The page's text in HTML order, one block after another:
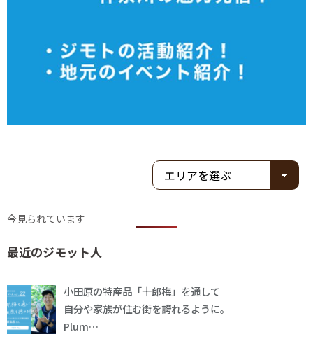
今見られています
最近のジモット人
小田原の特産品「十郎梅」を通して
自分や家族が住む街を誇れるように。
Plum…